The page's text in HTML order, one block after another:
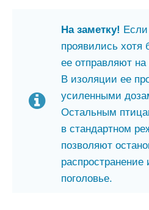
На заметку! Если
проявились хотя
ее отправляют на
В изоляции ее
усиленными
Остальным
в стандартном
позволяют
поголовье.